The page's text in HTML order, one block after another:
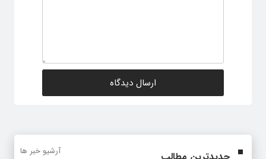
آرشیو خبر ها